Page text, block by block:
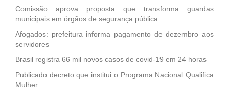
Comissão aprova proposta que transforma guardas
municipais em órgãos de segurança pública
Afogados: prefeitura informa pagamento de dezembro aos
servidores
Brasil registra 66 mil novos casos de covid-19 em 24 horas
Publicado decreto que institui o Programa Nacional Qualifica
Mulher